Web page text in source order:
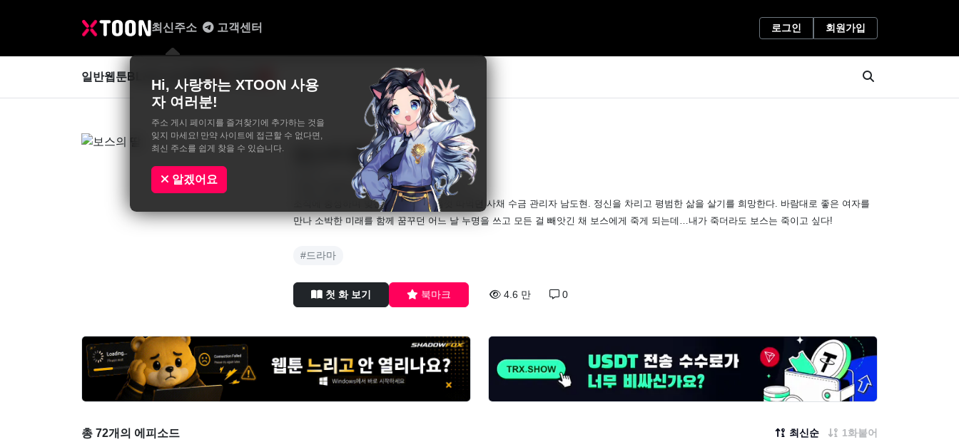
최신주소
Hi, 사랑하는 XTOON 사용
자 여러분!
주소 게시 페이지를 즐겨찾기에 추가하는 것을
잊지 마세요! 만약 사이트에 접근할 수 없다면,
최신 주소를 쉽게 찾을 수 있습니다.
알겠어요
고객센터 로그인 회원가입
일반웹툰BL&GL 성인웹툰
보스의 딸 19
“담보는 몸뚱이뿐인데, 제대로 확인해야지”
조직에 충성하며 빚진 여자들을 마음껏 따먹던 사채 수금 관리자 남도현. 정신을 차리고 평범한 삶을 살기를 희망한다. 바람대로 좋은 여자를
만나 소박한 미래를 함께 꿈꾸던 어느 날 누명을 쓰고 모든 걸 빼앗긴 채 보스에게 죽게 되는데…내가 죽더라도 보스는 죽이고 싶다!
#드라마
첫 화 보기 북마크 4.6 만 0
총 72개의 에피소드 최신순 1화붙어